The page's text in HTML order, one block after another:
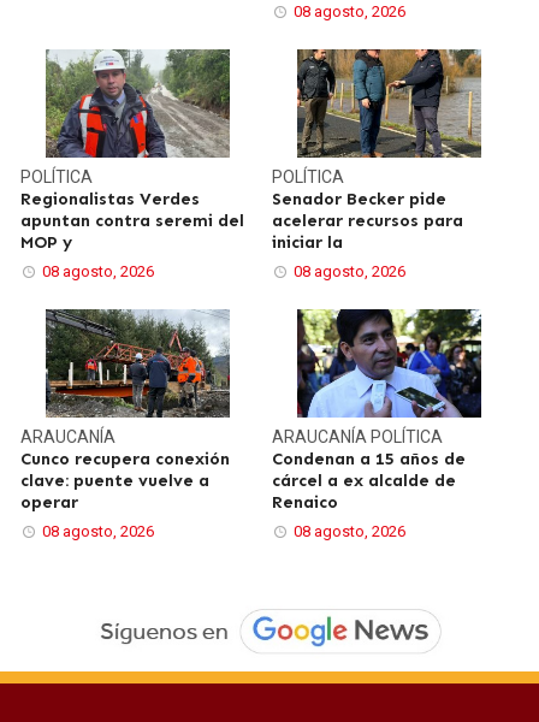
08 agosto, 2026
POLÍTICA
Regionalistas Verdes
apuntan contra seremi del
MOP y
08 agosto, 2026
POLÍTICA
Senador Becker pide
acelerar recursos para
iniciar la
08 agosto, 2026
ARAUCANÍA
Cunco recupera conexión
clave: puente vuelve a
operar
08 agosto, 2026
ARAUCANÍA POLÍTICA
Condenan a 15 años de
cárcel a ex alcalde de
Renaico
08 agosto, 2026